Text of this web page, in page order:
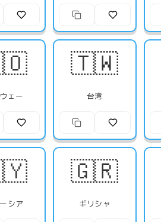
ェー
🇹🇼
台湾
シア
🇬🇷
ギリシャ